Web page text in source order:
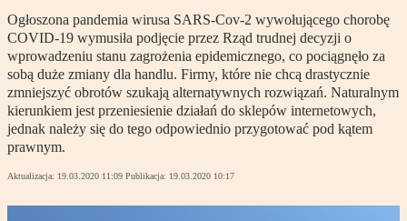
Ogłoszona pandemia wirusa SARS-Cov-2 wywołującego chorobę
COVID-19 wymusiła podjęcie przez Rząd trudnej decyzji o
wprowadzeniu stanu zagrożenia epidemicznego, co pociągnęło za
sobą duże zmiany dla handlu. Firmy, które nie chcą drastycznie
zmniejszyć obrotów szukają alternatywnych rozwiązań. Naturalnym
kierunkiem jest przeniesienie działań do sklepów internetowych,
jednak należy się do tego odpowiednio przygotować pod kątem
prawnym.
Aktualizacja: 19.03.2020 11:09 Publikacja: 19.03.2020 10:17